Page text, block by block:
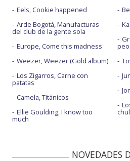
Eels, Cookie happened
Arde Bogotá, Manufacturas
del club de la gente sola
Europe, Come this madness
Weezer, Weezer (Gold album)
Los Zigarros, Carne con
patatas
Camela, Titánicos
Ellie Goulding, I know too
much
NOVEDADES